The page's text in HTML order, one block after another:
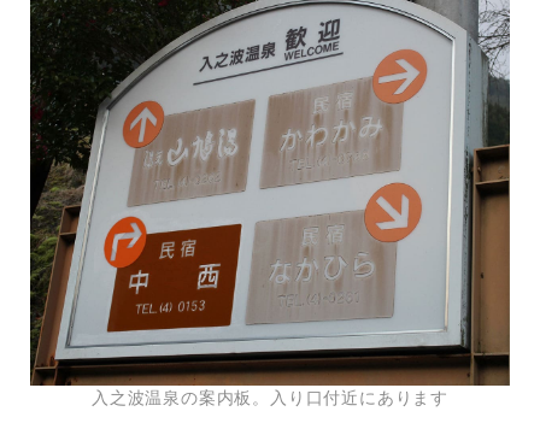
入之波温泉の案内板。入り口付近にあります